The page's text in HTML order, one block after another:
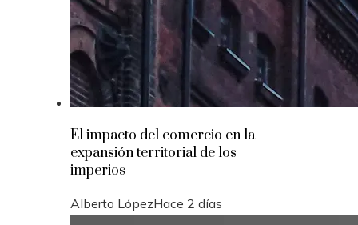
El impacto del comercio en la
expansión territorial de los
imperios
Alberto LópezHace 2 días